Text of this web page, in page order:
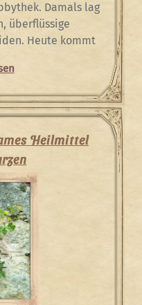
Damals lag
überflüssige
Heute kommt
Heilmittel